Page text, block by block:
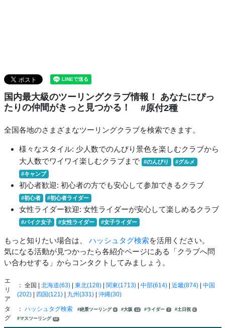
国内最大級のツーリングクラブ情報！ あなたにぴっ
たりの仲間がきっと見つかる！
#原付2種
全国各地のさまざまなツーリングクラブを検索できます。
様々なスタイル: 少人数でのんびり景色を楽しむクラブから
大人数でワイワイ楽しむクラブまで
#のんびり
#グルメ
#キャンプ
初心者歓迎: 初心者の方でも安心して参加できるクラブ
#初心者 #初心者ライダー
女性ライダー歓迎: 女性ライダーが安心して楽しめるクラブ
#バイク女子 #女性ライダー #女子ライダー
もっと知りたい場合は、 ハッシュタグ検索を活用ください。
気になる活動が見つかったら各紹介ページにある「クラブへ問
い合わせする」からコンタクトしてみましょう。
エ
リ
ア
： 全国 | 北海道(63)| 東北(128)| 関東(1713)| 中部(614)| 近畿(874)| 中国
(202)| 四国(121)| 九州(331)| 沖縄(30)
タ
グ
： ハッシュタグ検索 #絶景ツーリング 4 #大阪 12 #ライダー 7 #土日祝 5
#マスツーリング 10